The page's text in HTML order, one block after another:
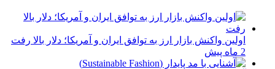
اولین واکنش بازار ارز به توافق ایران و آمریکا؛ دلار بالا رفت
2 ماه پیش